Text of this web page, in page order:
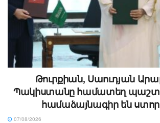
Թուրքիան, Սաուդյան
Պակիստանը համատեղ
համաձայնագիր են
07/08/2026